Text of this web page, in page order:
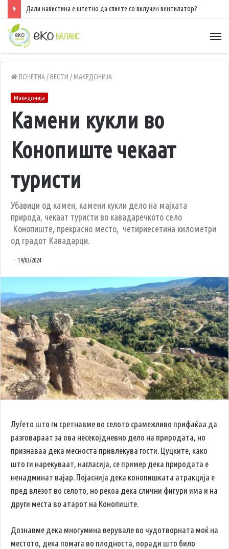
Дали навистина е штетно да спиете со вклучен вентилатор?
ПОЧЕТНА/ ВЕСТИ / МАКЕДОНИЈА
Македонија
Камени кукли во
Конопиште чекаат
туристи
Убавици од камен, камени кукли дело на мајката
природа, чекаат туристи во кавадаречкото село
Конопиште, прекрасно место, четириесетина километри
од градот Кавадарци.
19/03/2024
Луѓето што ги сретнавме во селото срамежливо прифаќаа да
разговараат за ова несекојдневно дело на природата, но
признаваа дека месноста привлекува гости. Цуцките, како
што ги нарекуваат, нагласија, се пример дека природата е
ненадминат вајар. Појаснија дека конопишката атракција е
пред влезот во селото, но рекоа дека слични фигури има и на
други места во атарот на Конопиште.
Дознавме дека многумина верувале во чудотворната моќ на
местото, дека помага во плодноста, поради што било